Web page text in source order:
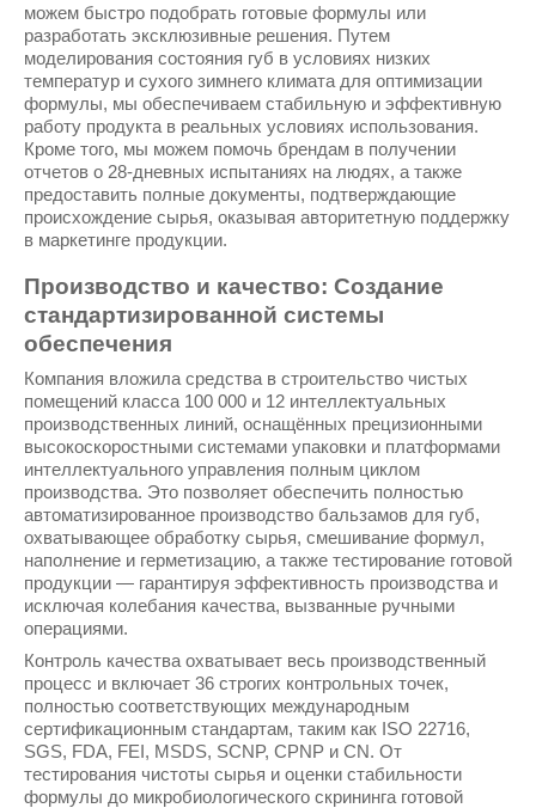
можем быстро подобрать готовые формулы или
разработать эксклюзивные решения. Путем
моделирования состояния губ в условиях низких
температур и сухого зимнего климата для оптимизации
формулы, мы обеспечиваем стабильную и эффективную
работу продукта в реальных условиях использования.
Кроме того, мы можем помочь брендам в получении
отчетов о 28-дневных испытаниях на людях, а также
предоставить полные документы, подтверждающие
происхождение сырья, оказывая авторитетную поддержку
в маркетинге продукции.
Производство и качество: Создание
стандартизированной системы
обеспечения
Компания вложила средства в строительство чистых
помещений класса 100 000 и 12 интеллектуальных
производственных линий, оснащённых прецизионными
высокоскоростными системами упаковки и платформами
интеллектуального управления полным циклом
производства. Это позволяет обеспечить полностью
автоматизированное производство бальзамов для губ,
охватывающее обработку сырья, смешивание формул,
наполнение и герметизацию, а также тестирование готовой
продукции — гарантируя эффективность производства и
исключая колебания качества, вызванные ручными
операциями.
Контроль качества охватывает весь производственный
процесс и включает 36 строгих контрольных точек,
полностью соответствующих международным
сертификационным стандартам, таким как ISO 22716,
SGS, FDA, FEI, MSDS, SCNP, CPNP и CN. От
тестирования чистоты сырья и оценки стабильности
формулы до микробиологического скрининга готовой